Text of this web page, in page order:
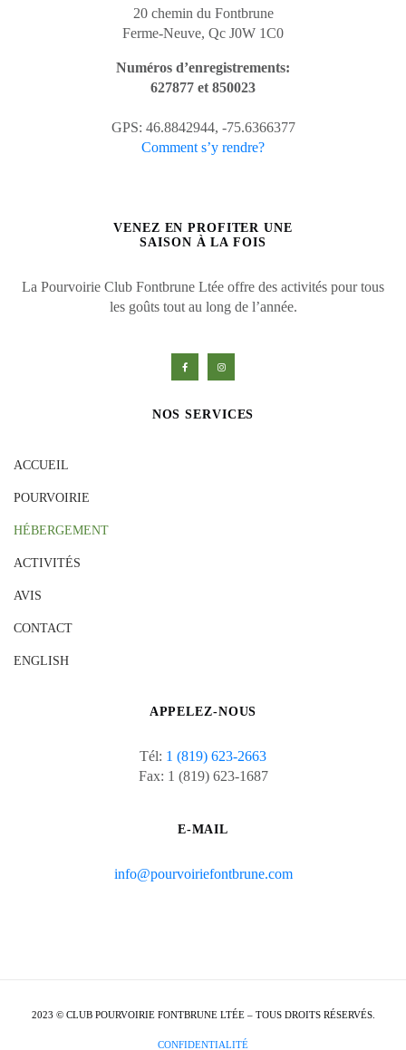
20 chemin du Fontbrune
Ferme-Neuve, Qc J0W 1C0
Numéros d’enregistrements:
627877 et 850023
GPS: 46.8842944, -75.6366377
Comment s’y rendre?
VENEZ EN PROFITER UNE
SAISON À LA FOIS
La Pourvoirie Club Fontbrune Ltée offre des activités pour tous
les goûts tout au long de l’année.
NOS SERVICES
ACCUEIL
POURVOIRIE
HÉBERGEMENT
ACTIVITÉS
AVIS
CONTACT
ENGLISH
APPELEZ-NOUS
Tél: 1 (819) 623-2663
Fax: 1 (819) 623-1687
E-MAIL
info@pourvoiriefontbrune.com
2023 © CLUB POURVOIRIE FONTBRUNE LTÉE – TOUS DROITS RÉSERVÉS.
CONFIDENTIALITÉ